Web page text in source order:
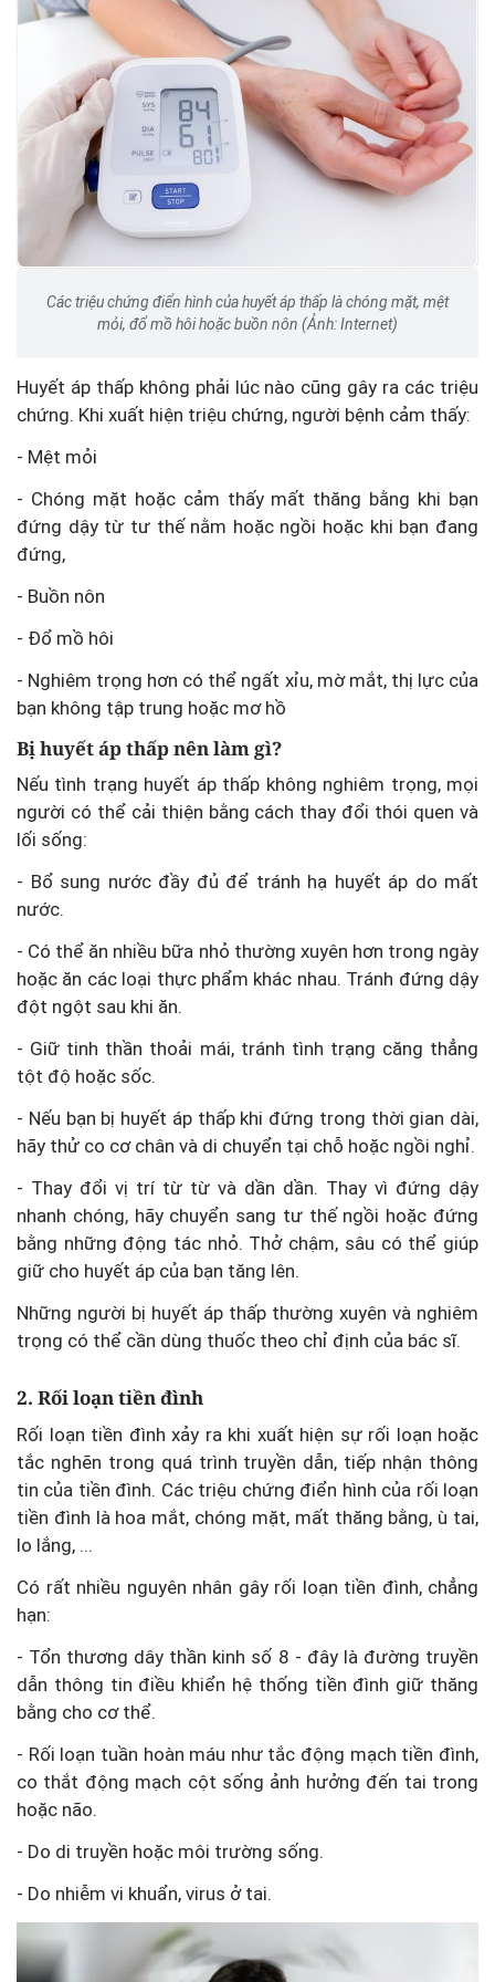
Các triệu chứng điển hình của huyết áp thấp là chóng mặt, mệt
mỏi, đổ mồ hôi hoặc buồn nôn (Ảnh: Internet)
Huyết áp thấp không phải lúc nào cũng gây ra các triệu
chứng. Khi xuất hiện triệu chứng, người bệnh cảm thấy:
- Mệt mỏi
- Chóng mặt hoặc cảm thấy mất thăng bằng khi bạn
đứng dậy từ tư thế nằm hoặc ngồi hoặc khi bạn đang
đứng,
- Buồn nôn
- Đổ mồ hôi
- Nghiêm trọng hơn có thể ngất xỉu, mờ mắt, thị lực của
bạn không tập trung hoặc mơ hồ
Bị huyết áp thấp nên làm gì?
Nếu tình trạng huyết áp thấp không nghiêm trọng, mọi
người có thể cải thiện bằng cách thay đổi thói quen và
lối sống:
- Bổ sung nước đầy đủ để tránh hạ huyết áp do mất
nước.
- Có thể ăn nhiều bữa nhỏ thường xuyên hơn trong ngày
hoặc ăn các loại thực phẩm khác nhau. Tránh đứng dậy
đột ngột sau khi ăn.
- Giữ tinh thần thoải mái, tránh tình trạng căng thẳng
tột độ hoặc sốc.
- Nếu bạn bị huyết áp thấp khi đứng trong thời gian dài,
hãy thử co cơ chân và di chuyển tại chỗ hoặc ngồi nghỉ.
- Thay đổi vị trí từ từ và dần dần. Thay vì đứng dậy
nhanh chóng, hãy chuyển sang tư thế ngồi hoặc đứng
bằng những động tác nhỏ. Thở chậm, sâu có thể giúp
giữ cho huyết áp của bạn tăng lên.
Những người bị huyết áp thấp thường xuyên và nghiêm
trọng có thể cần dùng thuốc theo chỉ định của bác sĩ.
2. Rối loạn tiền đình
Rối loạn tiền đình xảy ra khi xuất hiện sự rối loạn hoặc
tắc nghẽn trong quá trình truyền dẫn, tiếp nhận thông
tin của tiền đình. Các triệu chứng điển hình của rối loạn
tiền đình là hoa mắt, chóng mặt, mất thăng bằng, ù tai,
lo lắng, ...
Có rất nhiều nguyên nhân gây rối loạn tiền đình, chẳng
hạn:
- Tổn thương dây thần kinh số 8 - đây là đường truyền
dẫn thông tin điều khiển hệ thống tiền đình giữ thăng
bằng cho cơ thể.
- Rối loạn tuần hoàn máu như tắc động mạch tiền đình,
co thắt động mạch cột sống ảnh hưởng đến tai trong
hoặc não.
- Do di truyền hoặc môi trường sống.
- Do nhiễm vi khuẩn, virus ở tai.